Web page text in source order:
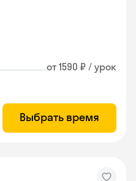
от 1590 ₽ / урок
Выбрать время